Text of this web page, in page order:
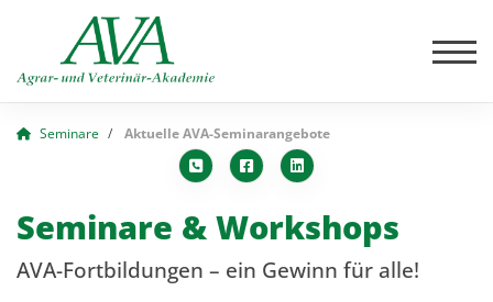
Seminare Aktuelle AVA-Seminarangebote
Seminare & Workshops
AVA-Fortbildungen – ein Gewinn für alle!